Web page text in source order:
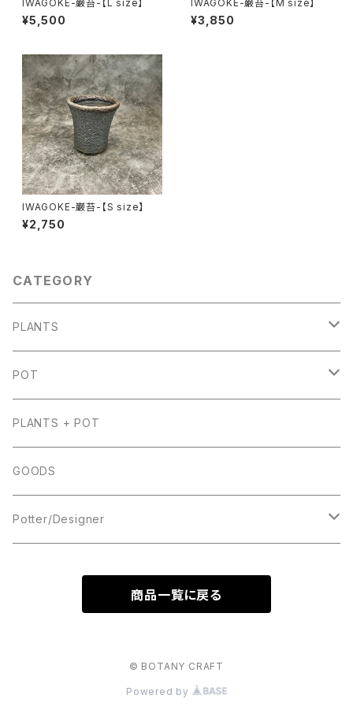
IWAGOKE-巌苔-【L size】
¥5,500
IWAGOKE-巌苔-【M size】
¥3,850
IWAGOKE-巌苔-【S size】
¥2,750
CATEGORY
PLANTS
HAWORTHIA(ハオルチア)
PICTA(ピクタ)
SPLENDENS(スプレンデンス)
AGAVE(アガベ)
DYCKIA(ディッキア)
CAUDEX(コーデックス・塊根植物)
TILLANDSIA(ティランジア・エアープランツ)
EUPHORBIA(ユーフォルビア)
POT
HEXAGON(6角鉢)
WABISABI-和美錆-
PLANTS + POT
GOODS
Potter/Designer
商品一覧に戻る
© BOTANY CRAFT
Powered by